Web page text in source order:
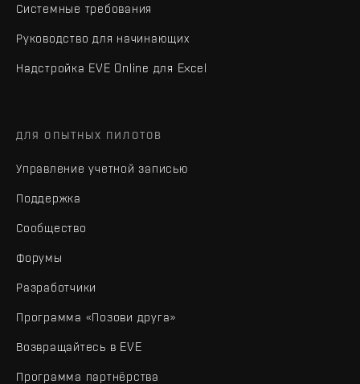
Системные требования
Руководство для начинающих
Надстройка EVE Online для Excel
ДЛЯ ОПЫТНЫХ ПИЛОТОВ
Управление учетной записью
Поддержка
Сообщество
Форумы
Разработчики
Программа «Позови друга»
Возвращайтесь в EVE
Программа партнёрства